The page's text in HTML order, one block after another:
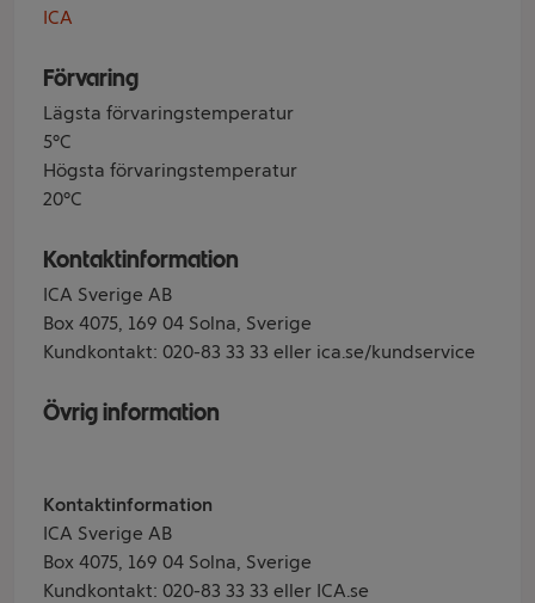
ICA
Förvaring
Lägsta förvaringstemperatur
5°C
Högsta förvaringstemperatur
20°C
Kontaktinformation
ICA Sverige AB
Box 4075, 169 04 Solna, Sverige
Kundkontakt: 020-83 33 33 eller ica.se/kundservice
Övrig information
Kontaktinformation
ICA Sverige AB
Box 4075, 169 04 Solna, Sverige
Kundkontakt: 020-83 33 33 eller ICA.se